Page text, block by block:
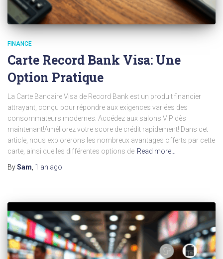
FINANCE
Carte Record Bank Visa: Une
Option Pratique
La Carte Bancaire Visa de Record Bank est un produit financier
attrayant, conçu pour répondre aux exigences variées des
consommateurs modernes. Accédez aux salons VIP dès
maintenant!Améliorez votre score de crédit rapidement! Dans cet
article, nous explorerons les nombreux avantages offerts par cette
carte, ainsi que les différentes options de Read more…
BySam, 1 an ago